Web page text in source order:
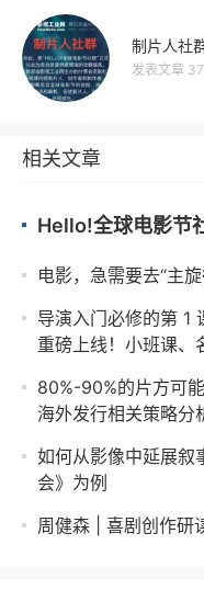
制片人社
发表文章
相关文章
Hello!全球电影节
电影，急需要去“主
导演入门必修的第 1
重磅上线！小班课、
80%-90%的片方可
海外发行相关策略分
如何从影像中延展叙
会》为例
周健森 | 喜剧创作研